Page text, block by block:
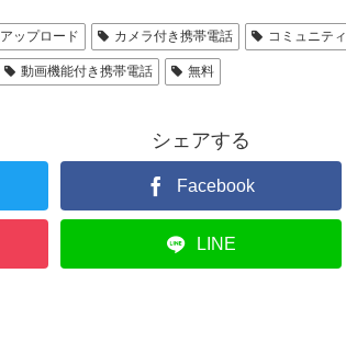
アップロード カメラ付き携帯電話 コミュニティ
動画機能付き携帯電話 無料
シェアする
Facebook
LINE